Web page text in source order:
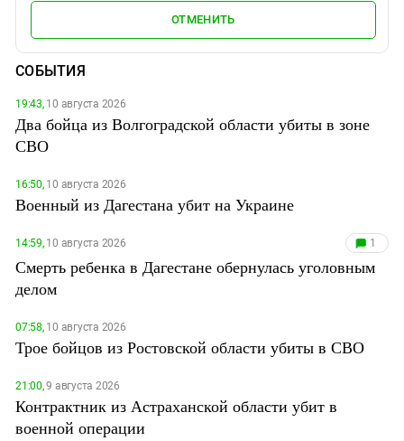
ОТМЕНИТЬ
СОБЫТИЯ
19:43,10 августа 2026
Два бойца из Волгоградской области убиты в зоне
СВО
16:50,10 августа 2026
Военный из Дагестана убит на Украине
14:59,10 августа 2026 1
Смерть ребенка в Дагестане обернулась уголовным
делом
07:58,10 августа 2026
Трое бойцов из Ростовской области убиты в СВО
21:00,9 августа 2026
Контрактник из Астраханской области убит в
военной операции